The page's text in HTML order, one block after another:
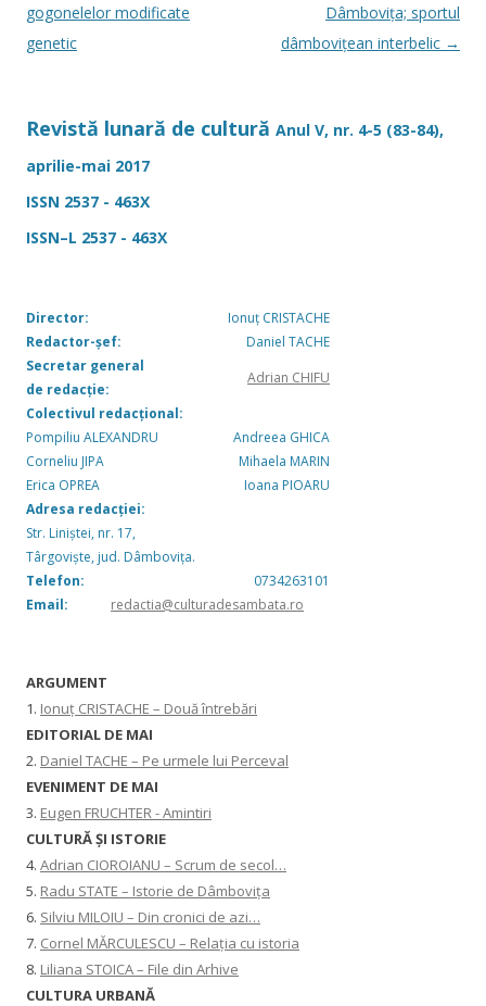
în
articole
gogonelelor modificate
genetic
Dâmbovița; sportul
dâmbovițean interbelic →
Revistă lunară de cultură Anul V, nr. 4-5 (83-84),
aprilie-mai 2017
ISSN 2537 - 463X
ISSN–L 2537 - 463X
Director:
Ionuț CRISTACHE
Redactor-șef:
Daniel TACHE
Secretar general
de redacție:
Adrian CHIFU
Colectivul redacțional:
Pompiliu ALEXANDRU
Andreea GHICA
Corneliu JIPA
Mihaela MARIN
Erica OPREA
Ioana PIOARU
Adresa redacției:
Str. Liniștei, nr. 17,
Târgoviște, jud. Dâmbovița.
Telefon:
0734263101
Email: redactia@culturadesambata.ro
ARGUMENT
1. Ionuț CRISTACHE – Două întrebări
EDITORIAL DE MAI
2. Daniel TACHE – Pe urmele lui Perceval
EVENIMENT DE MAI
3. Eugen FRUCHTER - Amintiri
CULTURĂ ŞI ISTORIE
4. Adrian CIOROIANU – Scrum de secol…
5. Radu STATE – Istorie de Dâmbovița
6. Silviu MILOIU – Din cronici de azi…
7. Cornel MĂRCULESCU – Relația cu istoria
8. Liliana STOICA – File din Arhive
CULTURA URBANĂ